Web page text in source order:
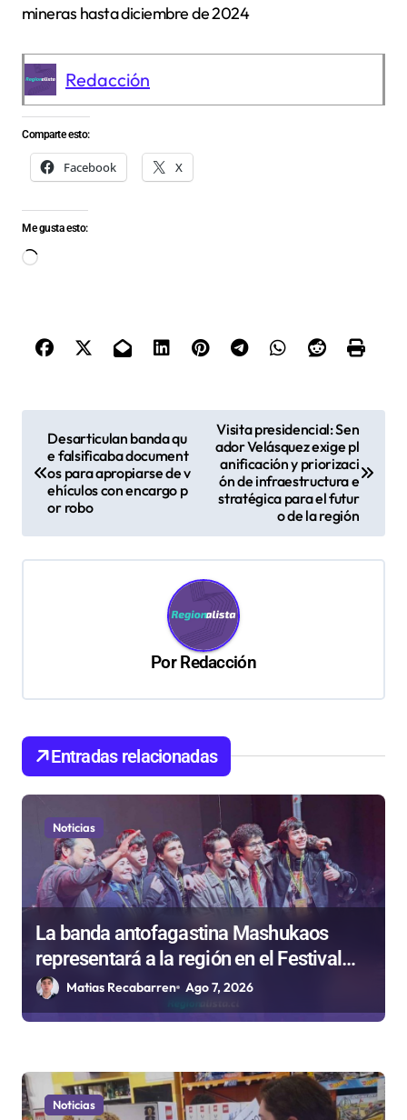
mineras hasta diciembre de 2024
Redacción
Comparte esto:
Facebook X
Me gusta esto:
Cargando...
g
n
e
a
Desarticulan banda qu
e falsificaba document
os para apropiarse de v
ehículos con encargo p
or robo
Visita presidencial: Sen
ador Velásquez exige pl
anificación y priorizaci
ón de infraestructura e
stratégica para el futur
o de la región
PorRedacción
Entradas relacionadas
Noticias
La banda antofagastina Mashukaos
representará a la región en el Festival
Rockódromo de Valparaíso
Matias Recabarren Ago 7, 2026
Noticias